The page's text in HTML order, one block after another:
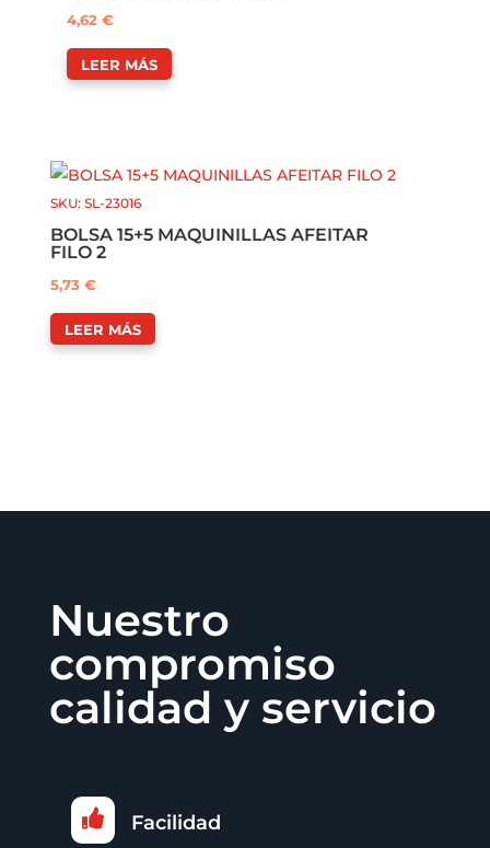
4,62 €
LEER MÁS
SKU: SL-23016
BOLSA 15+5 MAQUINILLAS AFEITAR
FILO 2
5,73€
LEER MÁS
Nuestro
compromiso
calidad y servicio
 Facilidad